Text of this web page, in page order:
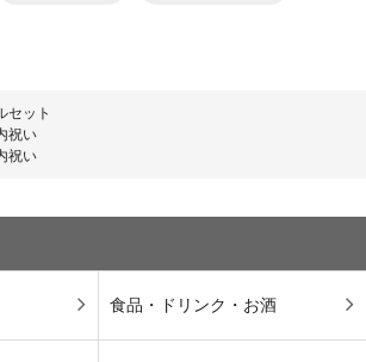
セット
祝い
祝い
食品・ドリンク・お酒